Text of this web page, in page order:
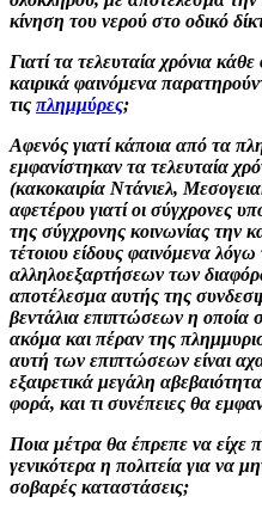
κίνηση του νερού στο οδικό
Γιατί τα τελευταία χρόνια
καιρικά φαινόμενα
τις πλημμύρες;
Αφενός γιατί κάποια από τα
εμφανίστηκαν τα τελευταία
(κακοκαιρία Ντάνιελ,
αφετέρου γιατί οι σύγχρονες
της σύγχρονης κοινωνίας την
τέτοιου είδους φαινόμενα
αλληλοεξαρτήσεων των
αποτέλεσμα αυτής της
βεντάλια επιπτώσεων η οποία
ακόμα και πέραν της
αυτή των επιπτώσεων είναι
εξαιρετικά μεγάλη
φορά, και τι συνέπειες θα
Ποια μέτρα θα έπρεπε να είχε
γενικότερα η πολιτεία για να
σοβαρές καταστάσεις;